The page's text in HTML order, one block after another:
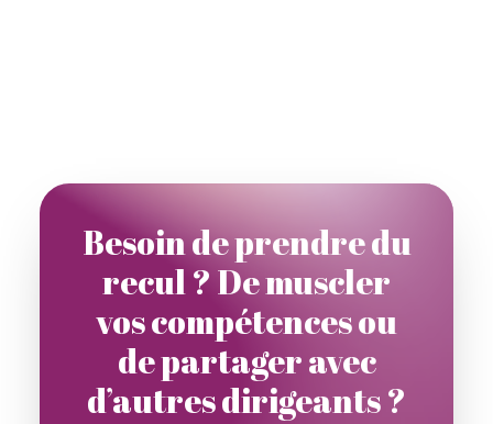
Besoin de prendre du
recul ? De muscler
vos compétences ou
de partager avec
d’autres dirigeants ?